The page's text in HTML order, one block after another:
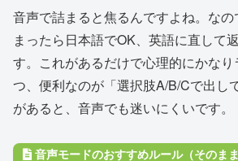
音声で詰まると焦るんですよね。な
まったら日本語でOK、英語に直して
す。これがあるだけで心理的にかな
つ、便利なのが「選択肢A/B/Cで出し
があると、音声でも迷いにくいです。
音声モードのおすすめルール（そのま